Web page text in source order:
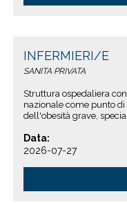
INFERMIERI/E
SANITA PRIVATA
Struttura ospedaliera
nazionale come punto
dell'obesità grave,
Data:
2026-07-27